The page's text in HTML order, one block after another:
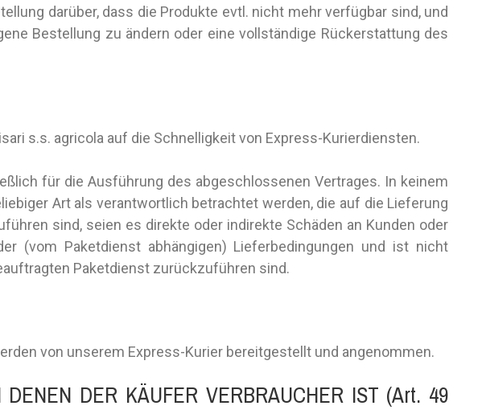
darüber, dass die Produkte evtl. nicht mehr verfügbar sind, und
Bestellung zu ändern oder eine vollständige Rückerstattung des
s.s. agricola auf die Schnelligkeit von Express-Kurierdiensten.
für die Ausführung des abgeschlossenen Vertrages. In keinem
Art als verantwortlich betrachtet werden, die auf die Lieferung
sind, seien es direkte oder indirekte Schäden an Kunden oder
(vom Paketdienst abhängigen) Lieferbedingungen und ist nicht
Paketdienst zurückzuführen sind.
von unserem Express-Kurier bereitgestellt und angenommen.
DER KÄUFER VERBRAUCHER IST (Art. 49